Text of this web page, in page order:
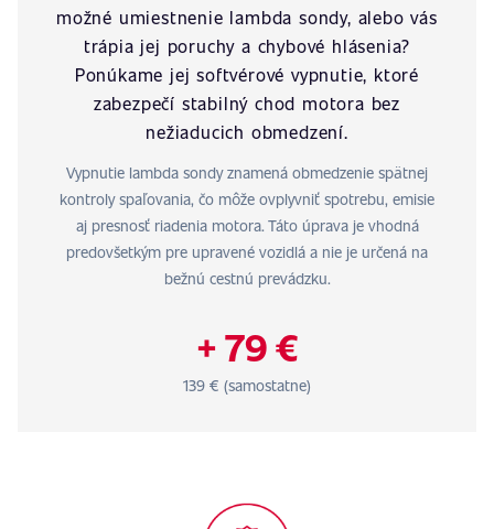
možné umiestnenie lambda sondy, alebo vás
trápia jej poruchy a chybové hlásenia?
Ponúkame jej softvérové vypnutie, ktoré
zabezpečí stabilný chod motora bez
nežiaducich obmedzení.
Vypnutie lambda sondy znamená obmedzenie spätnej
kontroly spaľovania, čo môže ovplyvniť spotrebu, emisie
aj presnosť riadenia motora. Táto úprava je vhodná
predovšetkým pre upravené vozidlá a nie je určená na
bežnú cestnú prevádzku.
+ 79 €
139 € (samostatne)